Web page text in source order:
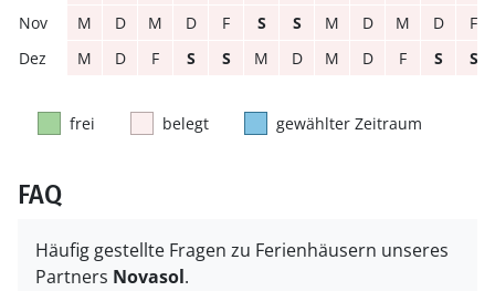
M
D M D F S S M D M D
F
M
D F S S M D M D F S S
frei belegt gewählter Zeitraum
FAQ
Häufig gestellte Fragen zu Ferienhäusern unseres
Partners Novasol.